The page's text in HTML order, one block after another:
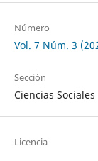
Número
Vol. 7 Núm. 3
Sección
Ciencias Sociales
Licencia